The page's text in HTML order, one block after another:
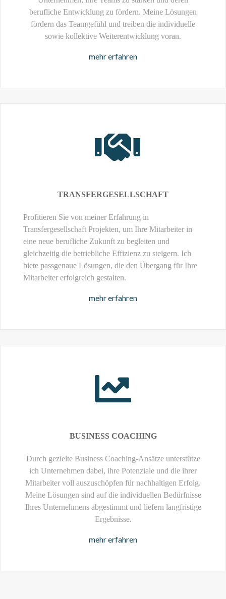
berufliche Entwicklung zu fördern. Meine Lösungen
fördern das Teamgefühl und treiben die individuelle
sowie kollektive Weiterentwicklung voran.
mehr erfahren
TRANSFERGESELLSCHAFT
Profitieren Sie von meiner Erfahrung in
Transfergesellschaft Projekten, um Ihre Mitarbeiter in
eine neue berufliche Zukunft zu begleiten und
gleichzeitig die betriebliche Effizienz zu steigern. Ich
biete passgenaue Lösungen, die den Übergang für Ihre
Mitarbeiter erfolgreich gestalten.
mehr erfahren
BUSINESS COACHING
Durch gezielte Business Coaching-Ansätze unterstütze
ich Unternehmen dabei, ihre Potenziale und die ihrer
Mitarbeiter voll auszuschöpfen für nachhaltigen Erfolg.
Meine Lösungen sind auf die individuellen Bedürfnisse
Ihres Unternehmens abgestimmt und liefern langfristige
Ergebnisse.
mehr erfahren